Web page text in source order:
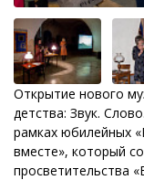
Открытие нового
детства: Звук.
рамках юбилейных
вместе», который
просветительства